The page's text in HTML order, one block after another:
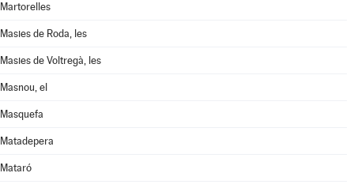
Martorelles
Masies de Roda, les
Masies de Voltregà, les
Masnou, el
Masquefa
Matadepera
Mataró